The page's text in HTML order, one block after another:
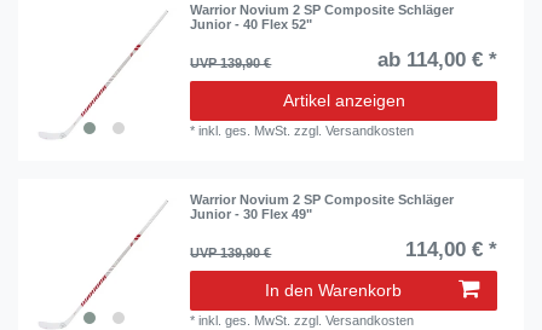
Warrior Novium 2 SP Composite Schläger
Junior - 40 Flex 52"
UVP 139,90 € ab 114,00 € *
Artikel anzeigen
*inkl. ges. MwSt. zzgl.Versandkosten
Warrior Novium 2 SP Composite Schläger
Junior - 30 Flex 49"
UVP 139,90 € 114,00 € *
In den Warenkorb
*inkl. ges. MwSt. zzgl.Versandkosten